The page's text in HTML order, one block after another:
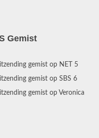
Gemist
gemist op NET 5
gemist op SBS 6
gemist op Veronica